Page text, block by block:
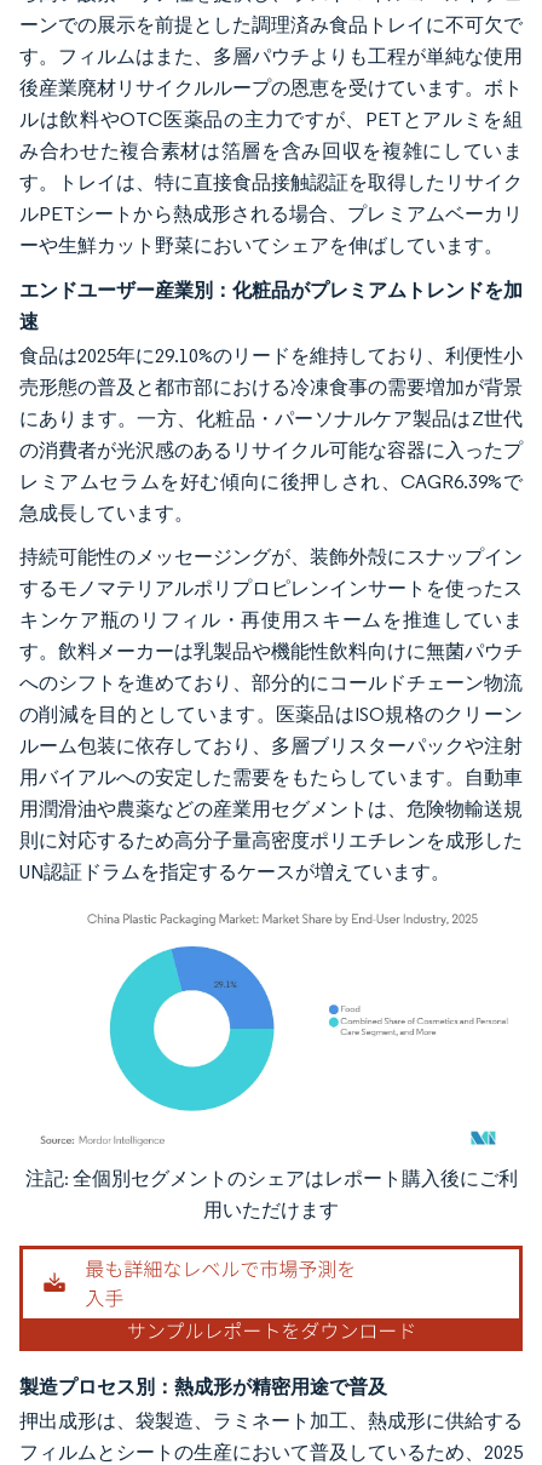
ーンでの展示を前提とした調理済み食品トレイに不可欠で
す。フィルムはまた、多層パウチよりも工程が単純な使用
後産業廃材リサイクルループの恩恵を受けています。ボト
ルは飲料やOTC医薬品の主力ですが、PETとアルミを組
み合わせた複合素材は箔層を含み回収を複雑にしていま
す。トレイは、特に直接食品接触認証を取得したリサイク
ルPETシートから熱成形される場合、プレミアムベーカリ
ーや生鮮カット野菜においてシェアを伸ばしています。
エンドユーザー産業別：化粧品がプレミアムトレンドを加
速
食品は2025年に29.10%のリードを維持しており、利便性小
売形態の普及と都市部における冷凍食事の需要増加が背景
にあります。一方、化粧品・パーソナルケア製品はZ世代
の消費者が光沢感のあるリサイクル可能な容器に入ったプ
レミアムセラムを好む傾向に後押しされ、CAGR6.39%で
急成長しています。
持続可能性のメッセージングが、装飾外殻にスナップイン
するモノマテリアルポリプロピレンインサートを使ったス
キンケア瓶のリフィル・再使用スキームを推進していま
す。飲料メーカーは乳製品や機能性飲料向けに無菌パウチ
へのシフトを進めており、部分的にコールドチェーン物流
の削減を目的としています。医薬品はISO規格のクリーン
ルーム包装に依存しており、多層ブリスターパックや注射
用バイアルへの安定した需要をもたらしています。自動車
用潤滑油や農薬などの産業用セグメントは、危険物輸送規
則に対応するため高分子量高密度ポリエチレンを成形した
UN認証ドラムを指定するケースが増えています。
画像 © Mordor Intelligence。再利用にはCC BY 4.0の表示が必要です。
注記: 全個別セグメントのシェアはレポート購入後にご利
用いただけます
製造プロセス別：熱成形が精密用途で普及
押出成形は、袋製造、ラミネート加工、熱成形に供給する
フィルムとシートの生産において普及しているため、2025